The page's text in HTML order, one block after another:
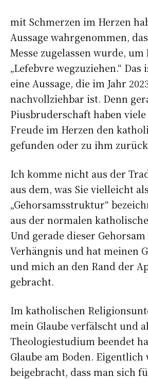
mit Schmerzen im Herzen
Aussage wahrgenommen,
Messe zugelassen wurde, um
„Lefebvre wegzuziehen.“
eine Aussage, die im Jahr
nachvollziehbar ist. Denn
Piusbruderschaft haben
Freude im Herzen den
gefunden oder zu ihm
Ich komme nicht aus der
aus dem, was Sie vielleicht als
„Gehorsamsstruktur“
aus der normalen
Und gerade dieser
Verhängnis und hat meinen
und mich an den Rand der
gebracht.
Im katholischen
mein Glaube verfälscht und
Theologiestudium beendet
Glaube am Boden.
beigebracht, dass man sich